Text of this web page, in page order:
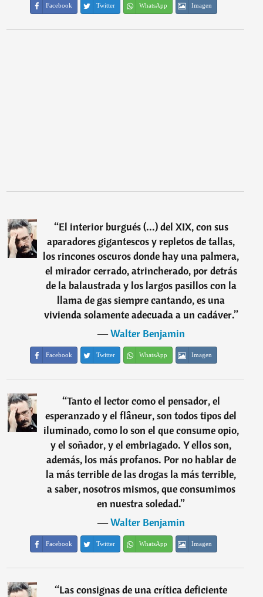
Facebook Twitter WhatsApp Imagen
“El interior burgués (...) del XIX, con sus
aparadores gigantescos y repletos de tallas,
los rincones oscuros donde hay una palmera,
el mirador cerrado, atrincherado, por detrás
de la balaustrada y los largos pasillos con la
llama de gas siempre cantando, es una
vivienda solamente adecuada a un cadáver.”
―Walter Benjamin
Facebook Twitter WhatsApp Imagen
“Tanto el lector como el pensador, el
esperanzado y el flâneur, son todos tipos del
iluminado, como lo son el que consume opio,
y el soñador, y el embriagado. Y ellos son,
además, los más profanos. Por no hablar de
la más terrible de las drogas la más terrible,
a saber, nosotros mismos, que consumimos
en nuestra soledad.”
―Walter Benjamin
Facebook Twitter WhatsApp Imagen
“Las consignas de una crítica deficiente